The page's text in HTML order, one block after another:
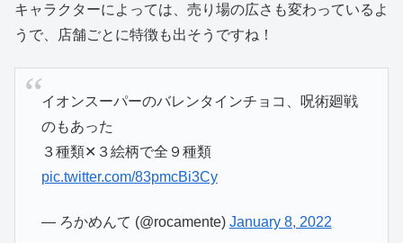
キャラクターによっては、売り場の広さも変わっているよ
うで、店舗ごとに特徴も出そうですね！
イオンスーパーのバレンタインチョコ、呪術廻戦
のもあった
３種類✕３絵柄で全９種類
pic.twitter.com/83pmcBi3Cy
— ろかめんて (@rocamente) January 8, 2022